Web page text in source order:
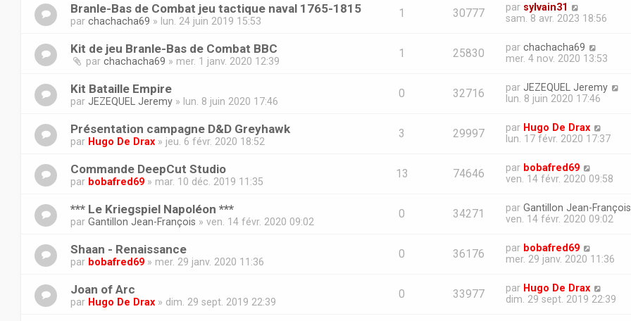
Branle-Bas de Combat jeu tactique naval 1765-1815
par chachacha69 » lun. 24 juin 2019 15:53
1 30777 par sylvain31
sam. 8 avr. 2023 18:56
Kit de jeu Branle-Bas de Combat BBC
par chachacha69 » mer. 1 janv. 2020 12:39
1 25830 par chachacha69
mer. 4 nov. 2020 13:53
Kit Bataille Empire
par JEZEQUEL Jeremy » lun. 8 juin 2020 17:46
0 32716 par JEZEQUEL Jeremy
lun. 8 juin 2020 17:46
Présentation campagne D&D Greyhawk
par Hugo De Drax » jeu. 6 févr. 2020 18:52
3 29997 par Hugo De Drax
lun. 17 févr. 2020 17:37
Commande DeepCut Studio
par bobafred69 » mar. 10 déc. 2019 11:35
13 74646 par bobafred69
ven. 14 févr. 2020 09:58
*** Le Kriegspiel Napoléon ***
par Gantillon Jean-François » ven. 14 févr. 2020 09:02
0 34271 par Gantillon Jean-François
ven. 14 févr. 2020 09:02
Shaan - Renaissance
par bobafred69 » mer. 29 janv. 2020 11:36
0 36176 par bobafred69
mer. 29 janv. 2020 11:36
Joan of Arc
par Hugo De Drax » dim. 29 sept. 2019 22:39
0 33977 par Hugo De Drax
dim. 29 sept. 2019 22:39